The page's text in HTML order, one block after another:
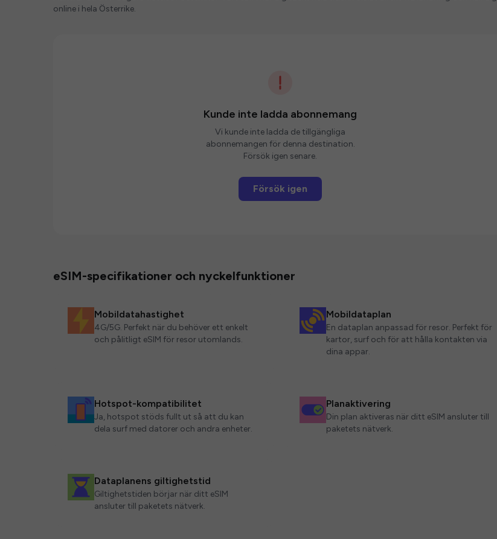
online i hela Österrike.
Kunde inte ladda abonnemang
Vi kunde inte ladda de tillgängliga
abonnemangen för denna destination.
Försök igen senare.
Försök igen
eSIM-specifikationer och nyckelfunktioner
Mobildatahastighet
4G/5G. Perfekt när du behöver ett enkelt
och pålitligt eSIM för resor utomlands.
Mobildataplan
En dataplan anpassad för resor. Perfekt för
kartor, surf och för att hålla kontakten via
dina appar.
Hotspot-kompatibilitet
Ja, hotspot stöds fullt ut så att du kan
dela surf med datorer och andra enheter.
Planaktivering
Din plan aktiveras när ditt eSIM ansluter till
paketets nätverk.
Dataplanens giltighetstid
Giltighetstiden börjar när ditt eSIM
ansluter till paketets nätverk.